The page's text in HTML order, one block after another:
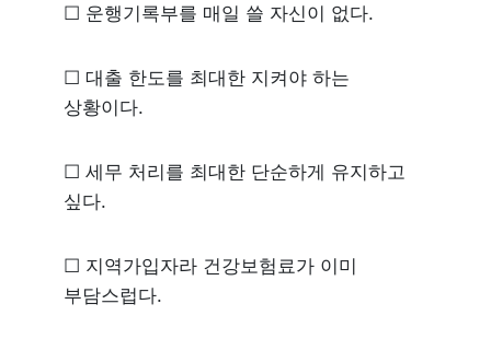
☐ 운행기록부를 매일 쓸 자신이 없다.
☐ 대출 한도를 최대한 지켜야 하는
상황이다.
☐ 세무 처리를 최대한 단순하게 유지하고
싶다.
☐ 지역가입자라 건강보험료가 이미
부담스럽다.